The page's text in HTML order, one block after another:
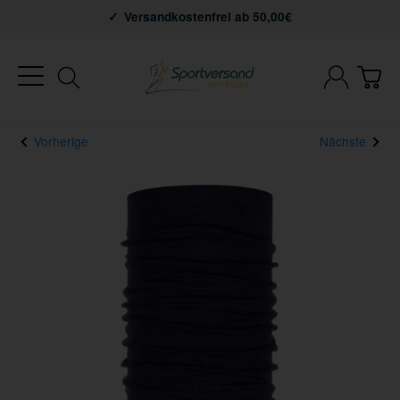
Versandkostenfrei ab 50,00€
Vorherige Nächste